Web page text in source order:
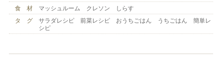
食 材
マッシュルーム クレソン しらす
タ グ
サラダレシピ 前菜レシピ おうちごはん うちごはん 簡単レ
シピ